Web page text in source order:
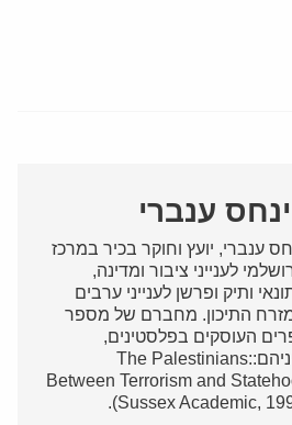
ענברי
ענברי, יועץ וחוקר בכיר במרכז
לענייני ציבור ומדינה,
ותיק ופרשן לענייני ערבים
התיכון. מחברם של מספר
העוסקים בפלסטינים,
וביניהם:The Palestinians:
Between Terrorism and
(Sussex Academic,